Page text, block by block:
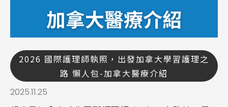
Latest News 最新消息
Promotion 最新優惠
2026 國際護理師執照，出發加拿大學習護理之
路 懶人包-加拿大醫療介紹
2025.11.25